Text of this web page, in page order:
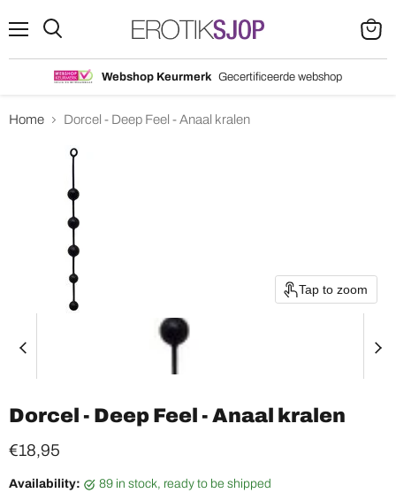
Webshop Keurmerk Gecertificeerde webshop
cart
Home Dorcel - Deep Feel - Anaal kralen
Tap to zoom
Dorcel - Deep Feel - Anaal kralen
Current price
€18,95
Availability: 89 in stock, ready to be shipped